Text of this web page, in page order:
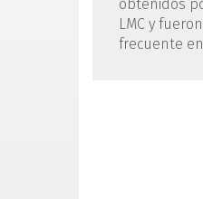
obtenidos
LMC y
frecuente